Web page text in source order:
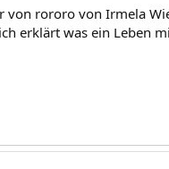
von rororo von Irmela
erklärt was ein Leben